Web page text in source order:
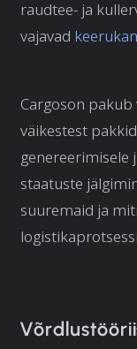
raudtee- ja
vajavad
Cargoson
väikestest
genereerimisele
staatuste
suuremaid ja